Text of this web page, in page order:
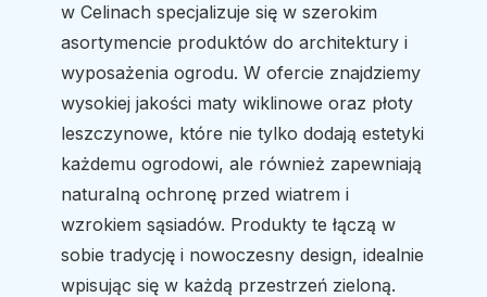
w Celinach specjalizuje się w szerokim
asortymencie produktów do architektury i
wyposażenia ogrodu. W ofercie znajdziemy
wysokiej jakości maty wiklinowe oraz płoty
leszczynowe, które nie tylko dodają estetyki
każdemu ogrodowi, ale również zapewniają
naturalną ochronę przed wiatrem i
wzrokiem sąsiadów. Produkty te łączą w
sobie tradycję i nowoczesny design, idealnie
wpisując się w każdą przestrzeń zieloną.